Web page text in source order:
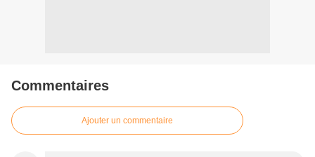
Commentaires
Ajouter un commentaire